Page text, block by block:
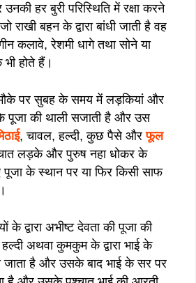
हर बुरी परिस्थिति में रक्षा करने
राखी बहन के द्वारा बांधी जाती है वह
कलावे, रेशमी धागे तथा सोने या
होते हैं।
पर सुबह के समय में लड़कियां और
पूजा की थाली सजाती है और उस
, चावल, हल्दी, कुछ पैसे औरफूल
लड़के और पुरुष नहा धोकर के
पूजा के स्थान पर या फिर किसी साफ
द्वारा अभीष्ट देवता की पूजा की
अथवा कुमकुम के द्वारा भाई के
जाता है और उसके बाद भाई के सर पर